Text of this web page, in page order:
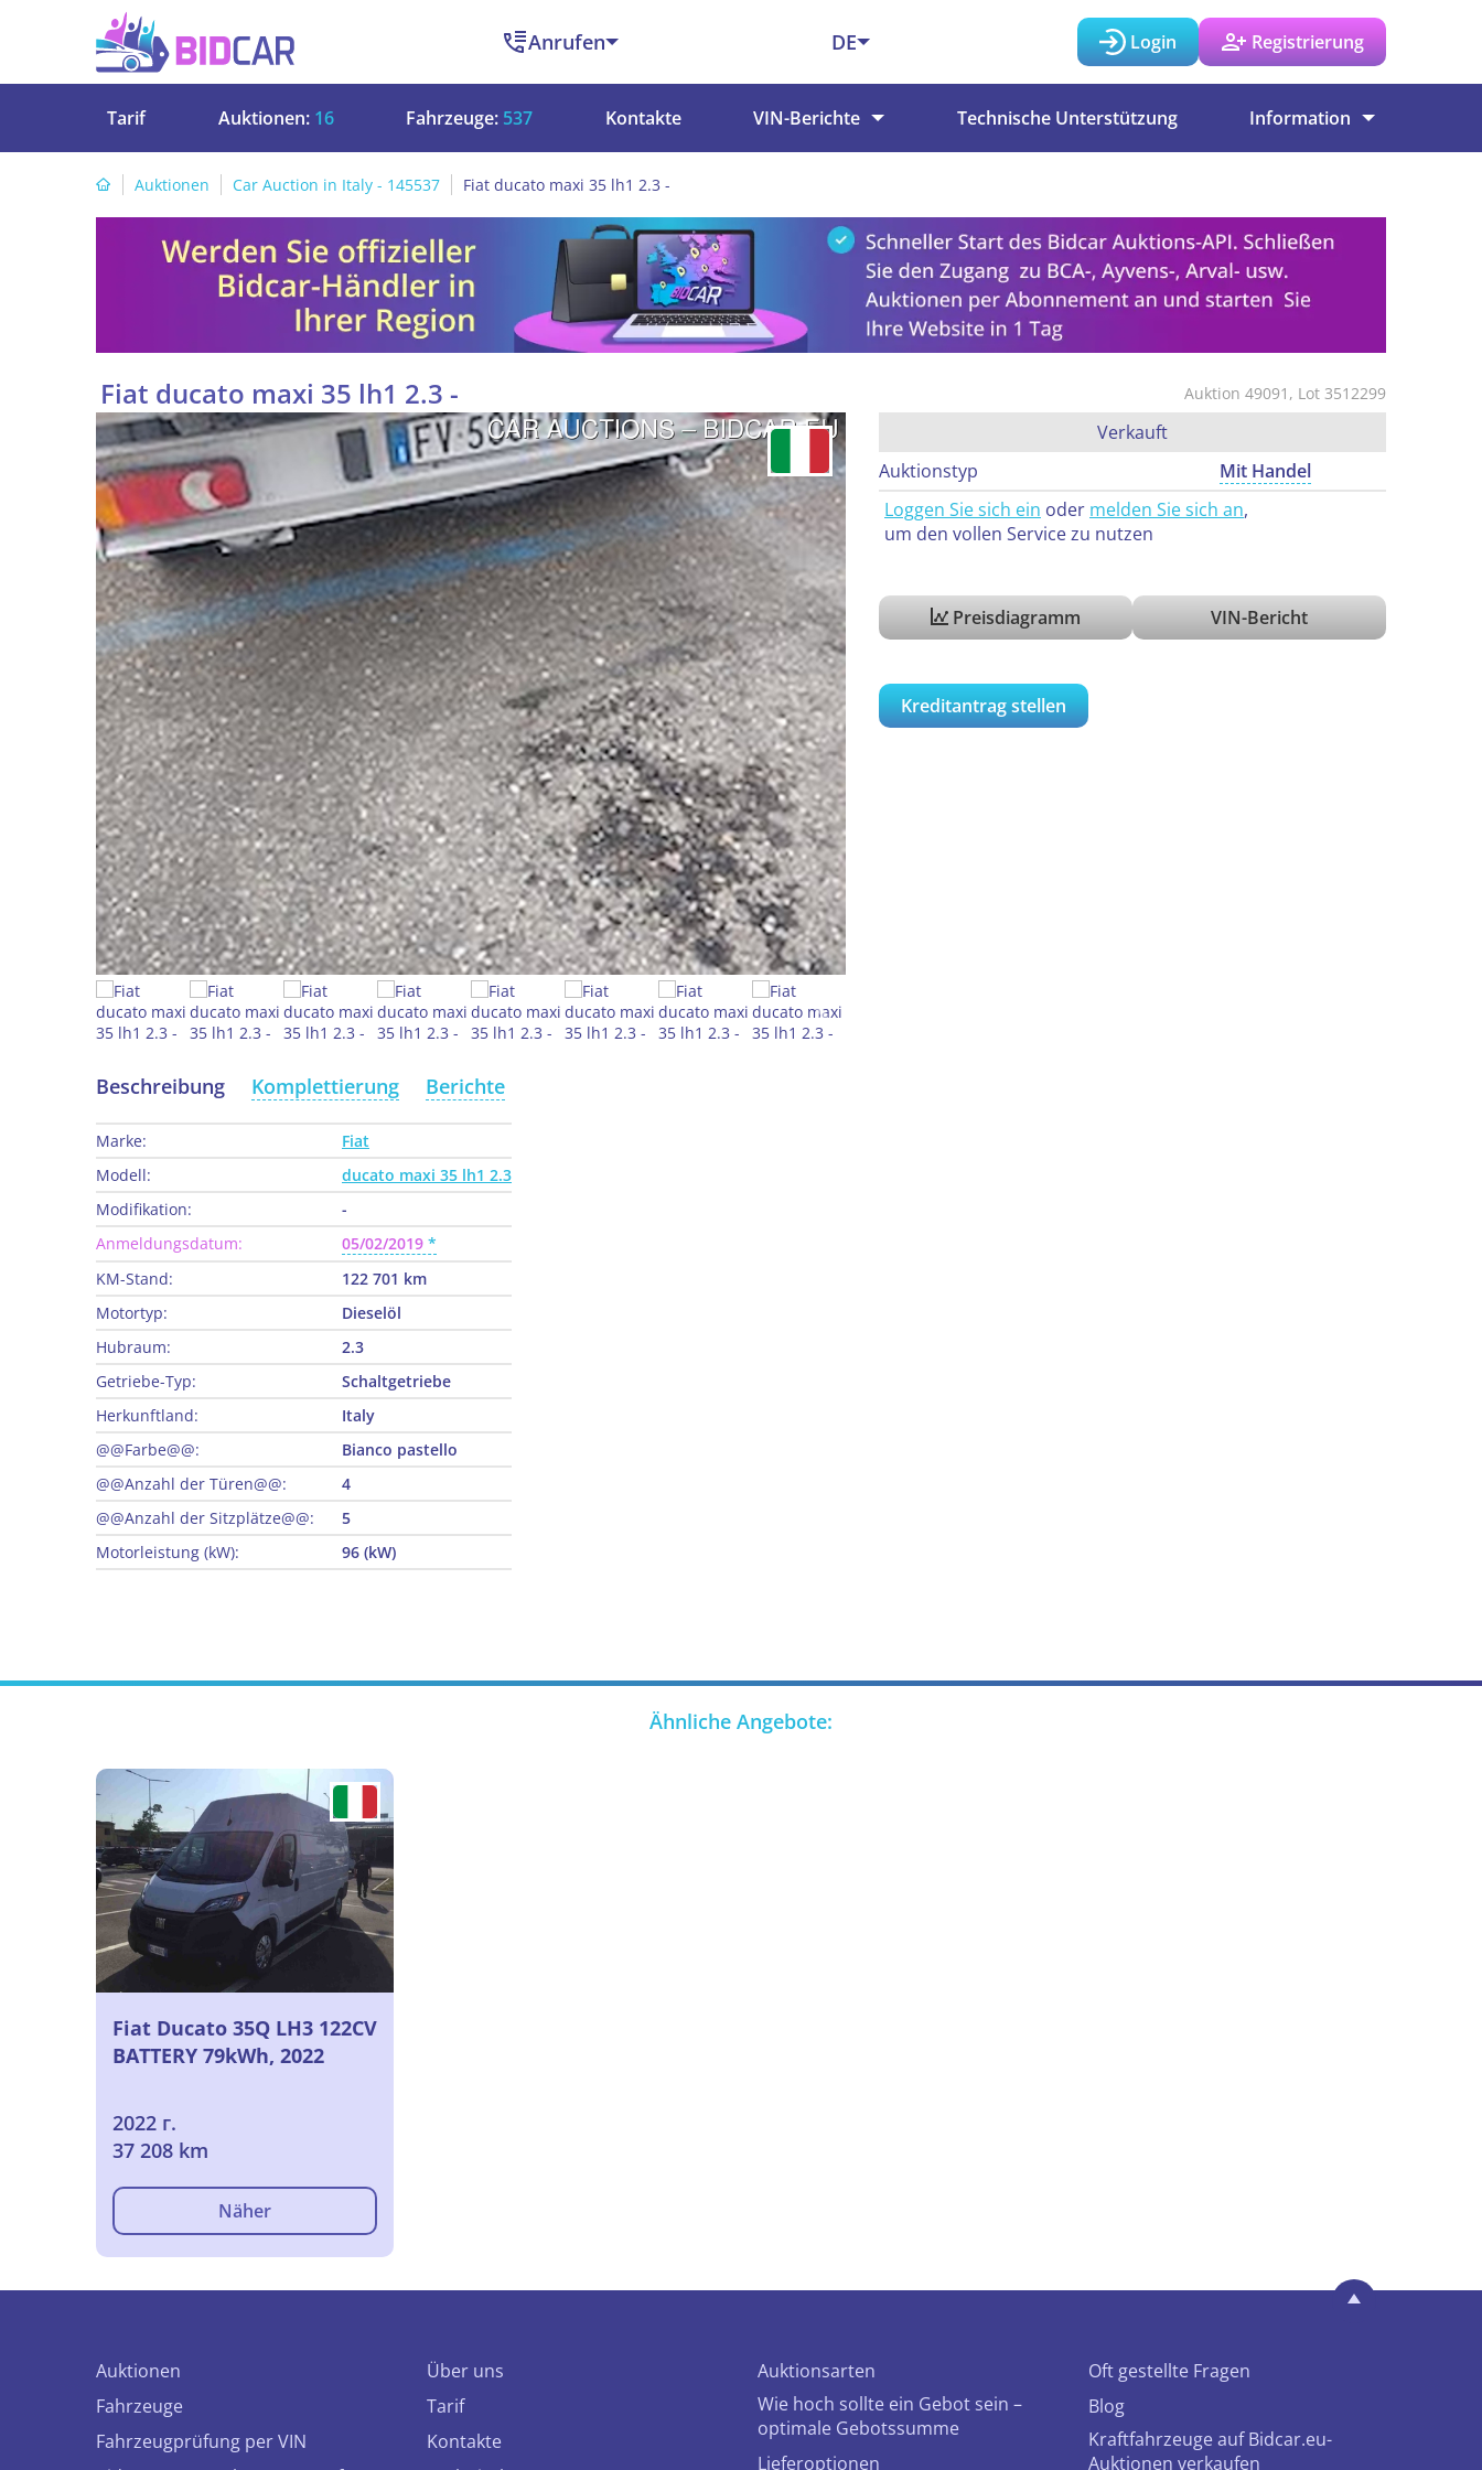
Anrufen DE Login Registrierung
Tarif Auktionen: 16 Fahrzeuge: 537 Kontakte VIN-Berichte Technische Unterstützung Information
Auktionen Car Auction in Italy - 145537 Fiat ducato maxi 35 lh1 2.3 -
Auktion 49091, Lot 3512299
Fiat ducato maxi 35 lh1 2.3 -
Verkauft
Auktionstyp
Mit Handel
Loggen Sie sich ein oder melden Sie sich an,
um den vollen Service zu nutzen
Preisdiagramm VIN-Bericht
Kreditantrag stellen
Beschreibung Komplettierung Berichte
Marke:
Fiat
Modell:
ducato maxi 35 lh1 2.3
Modifikation:
-
Anmeldungsdatum:
05/02/2019
KM-Stand:
122 701 km
Motortyp:
Dieselöl
Hubraum:
2.3
Getriebe-Typ:
Schaltgetriebe
Herkunftland:
Italy
@@Farbe@@:
Bianco pastello
@@Anzahl der Türen@@:
4
@@Anzahl der Sitzplätze@@:
5
Motorleistung (kW):
96 (kW)
Ähnliche Angebote:
Fiat Ducato 35Q LH3 122CV
BATTERY 79kWh, 2022
2022 г.
37 208 km
Näher
Auktionen
Fahrzeuge
Fahrzeugprüfung per VIN
Über uns
Tarif
Kontakte
Auktionsarten
Wie hoch sollte ein Gebot sein –
optimale Gebotssumme
Lieferoptionen
Oft gestellte Fragen
Blog
Kraftfahrzeuge auf Bidcar.eu-
Auktionen verkaufen